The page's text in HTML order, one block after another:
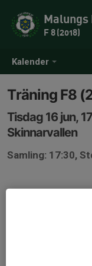
Kalender
Malungs
F 8 (2018)
Träning F8
Tisdag 16 jun,
Skinnarvallen
Samling: 17:30,